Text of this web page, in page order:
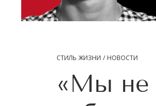
СТИЛЬ ЖИЗНИ НОВОСТИ
«Мы не